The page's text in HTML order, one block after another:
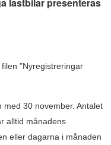
”Nyregistreringar
30 november. Antalet
alltid månadens
eller dagarna i månaden